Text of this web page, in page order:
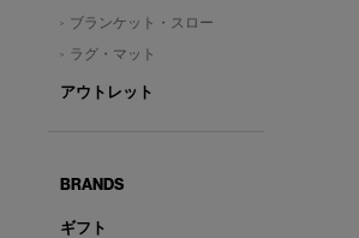
ブランケット・スロー
ラグ・マット
アウトレット
BRANDS
ギフト